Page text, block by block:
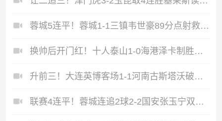
蓉城5连平！蓉城1-1三镇韦世豪89分点射救主费利佩造点李昂破门
换帅后开门红！十人泰山1-0海港泽卡制胜于金永扑点海港三球被吹
升前三！大连英博客场1-1河南古斯塔沃破门19岁杨铭锐替补扳平
联赛4连平！蓉城连追2球2-2国安张玉宁双响韦世豪助攻索罗金绝平